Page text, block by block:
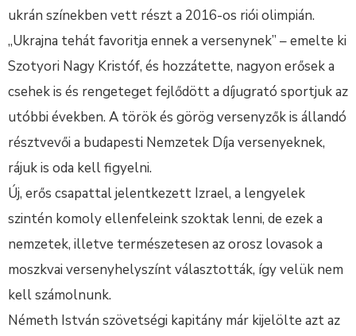
ukrán színekben vett részt a 2016-os riói olimpián.
„Ukrajna tehát favoritja ennek a versenynek” – emelte ki
Szotyori Nagy Kristóf, és hozzátette, nagyon erősek a
csehek is és rengeteget fejlődött a díjugrató sportjuk az
utóbbi években. A török és görög versenyzők is állandó
résztvevői a budapesti Nemzetek Díja versenyeknek,
rájuk is oda kell figyelni.
Új, erős csapattal jelentkezett Izrael, a lengyelek
szintén komoly ellenfeleink szoktak lenni, de ezek a
nemzetek, illetve természetesen az orosz lovasok a
moszkvai versenyhelyszínt választották, így velük nem
kell számolnunk.
Németh István szövetségi kapitány már kijelölte azt az